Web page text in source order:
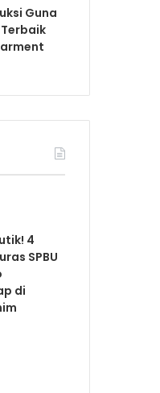
Guna
4
SPBU
di